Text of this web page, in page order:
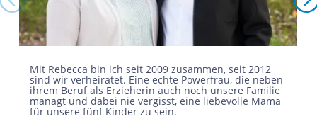
Mit Rebecca bin ich seit 2009 zusammen, seit 2012
sind wir verheiratet. Eine echte Powerfrau, die neben
ihrem Beruf als Erzieherin auch noch unsere Familie
managt und dabei nie vergisst, eine liebevolle Mama
für unsere fünf Kinder zu sein.